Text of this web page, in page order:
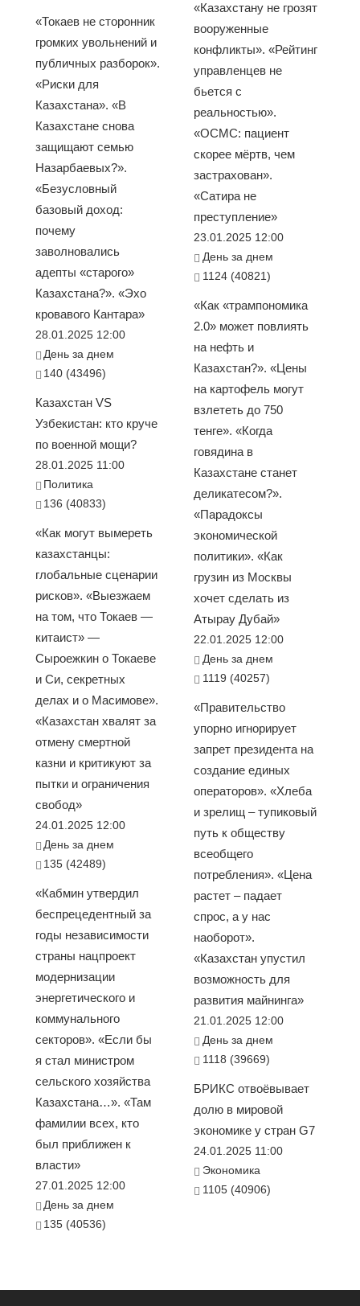
«Токаев не сторонник
громких увольнений и
публичных разборок».
«Риски для
Казахстана». «В
Казахстане снова
защищают семью
Назарбаевых?».
«Безусловный
базовый доход:
почему
заволновались
адепты «старого»
Казахстана?». «Эхо
кровавого Кантара»
28.01.2025 12:00
День за днем
140 (43496)
Казахстан VS
Узбекистан: кто круче
по военной мощи?
28.01.2025 11:00
Политика
136 (40833)
«Как могут вымереть
казахстанцы:
глобальные сценарии
рисков». «Выезжаем
на том, что Токаев —
китаист» —
Сыроежкин о Токаеве
и Си, секретных
делах и о Масимове».
«Казахстан хвалят за
отмену смертной
казни и критикуют за
пытки и ограничения
свобод»
24.01.2025 12:00
День за днем
135 (42489)
«Кабмин утвердил
беспрецедентный за
годы независимости
страны нацпроект
модернизации
энергетического и
коммунального
секторов». «Если бы
я стал министром
сельского хозяйства
Казахстана…». «Там
фамилии всех, кто
был приближен к
власти»
27.01.2025 12:00
День за днем
135 (40536)
«Казахстану не грозят
вооруженные
конфликты». «Рейтинг
управленцев не
бьется с
реальностью».
«ОСМС: пациент
скорее мёртв, чем
застрахован».
«Сатира не
преступление»
23.01.2025 12:00
День за днем
1124 (40821)
«Как «трампономика
2.0» может повлиять
на нефть и
Казахстан?». «Цены
на картофель могут
взлететь до 750
тенге». «Когда
говядина в
Казахстане станет
деликатесом?».
«Парадоксы
экономической
политики». «Как
грузин из Москвы
хочет сделать из
Атырау Дубай»
22.01.2025 12:00
День за днем
1119 (40257)
«Правительство
упорно игнорирует
запрет президента на
создание единых
операторов». «Хлеба
и зрелищ – тупиковый
путь к обществу
всеобщего
потребления». «Цена
растет – падает
спрос, а у нас
наоборот».
«Казахстан упустил
возможность для
развития майнинга»
21.01.2025 12:00
День за днем
1118 (39669)
БРИКС отвоёвывает
долю в мировой
экономике у стран G7
24.01.2025 11:00
Экономика
1105 (40906)